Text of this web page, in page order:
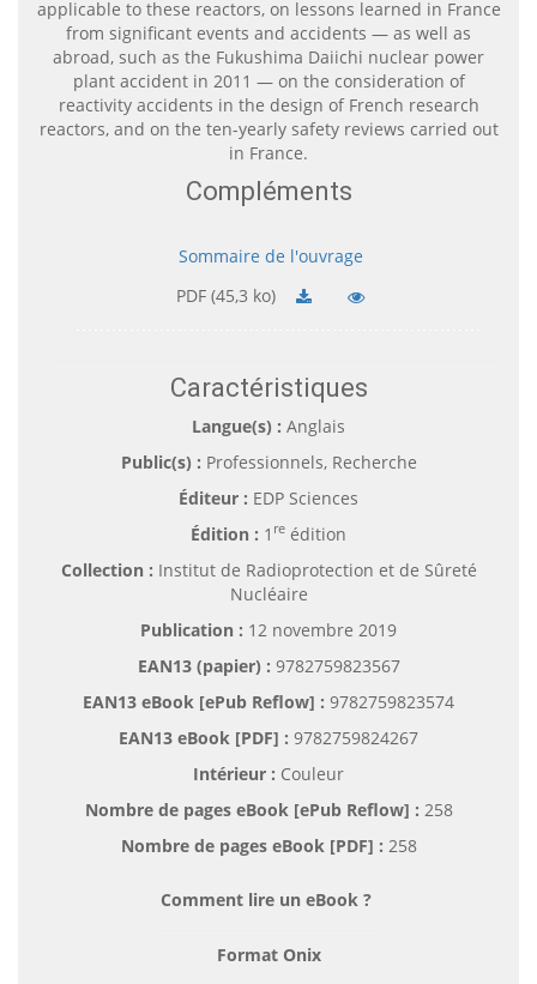
applicable to these reactors, on lessons learned in France
from significant events and accidents — as well as
abroad, such as the Fukushima Daiichi nuclear power
plant accident in 2011 — on the consideration of
reactivity accidents in the design of French research
reactors, and on the ten-yearly safety reviews carried out
in France.
Compléments
Sommaire de l'ouvrage
PDF (45,3 ko)
Caractéristiques
Langue(s) : Anglais
Public(s) : Professionnels, Recherche
Éditeur : EDP Sciences
Édition : 1 re édition
Collection : Institut de Radioprotection et de Sûreté
Nucléaire
Publication : 12 novembre 2019
EAN13 (papier) : 9782759823567
EAN13 eBook [ePub Reflow] : 9782759823574
EAN13 eBook [PDF] : 9782759824267
Intérieur : Couleur
Nombre de pages eBook [ePub Reflow] : 258
Nombre de pages eBook [PDF] : 258
Comment lire un eBook ?
Format Onix